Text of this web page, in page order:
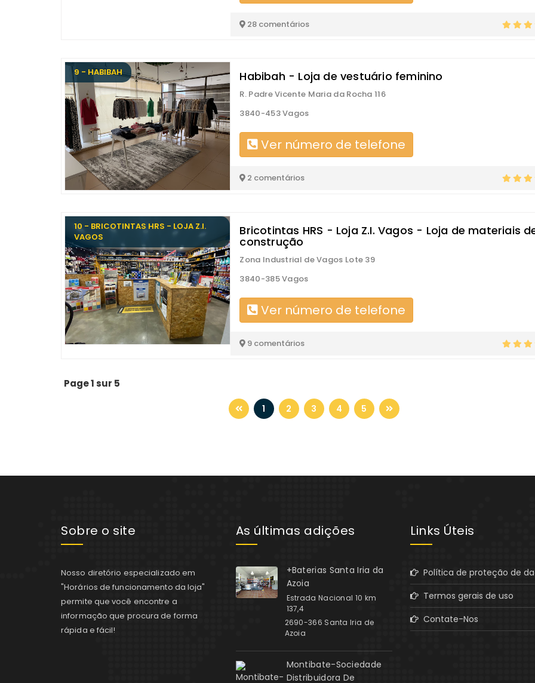
28 comentários
9 - HABIBAH Habibah - Loja de vestuário feminino
R. Padre Vicente Maria da Rocha 116
3840-453 Vagos
Ver número de telefone
2 comentários
10 - BRICOTINTAS HRS - LOJA Z.I.
VAGOS
Bricotintas HRS - Loja Z.I. Vagos - Loja de materiais
construção
Zona Industrial de Vagos Lote 39
3840-385 Vagos
Ver número de telefone
9 comentários
Page 1 sur 5
1 2 3 4 5
Sobre o site
Nosso diretório especializado em
"Horários de funcionamento da loja"
permite que você encontre a
informação que procura de forma
rápida e fácil!
As últimas adições
+Baterias Santa Iria da
Azoia
Estrada Nacional 10 km
137,4
2690-366 Santa Iria de
Azoia
Montibate-Sociedade
Distribuidora De
Links Úteis
Política de proteção de
Termos gerais de uso
Contate-Nos